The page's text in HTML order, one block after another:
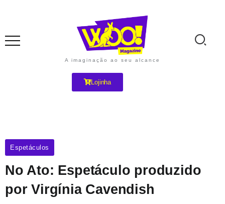
A imaginação ao seu alcance
Lojinha
Espetáculos
No Ato: Espetáculo produzido
por Virgínia Cavendish